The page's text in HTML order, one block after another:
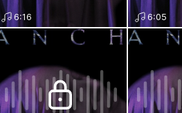
6:16 6:05